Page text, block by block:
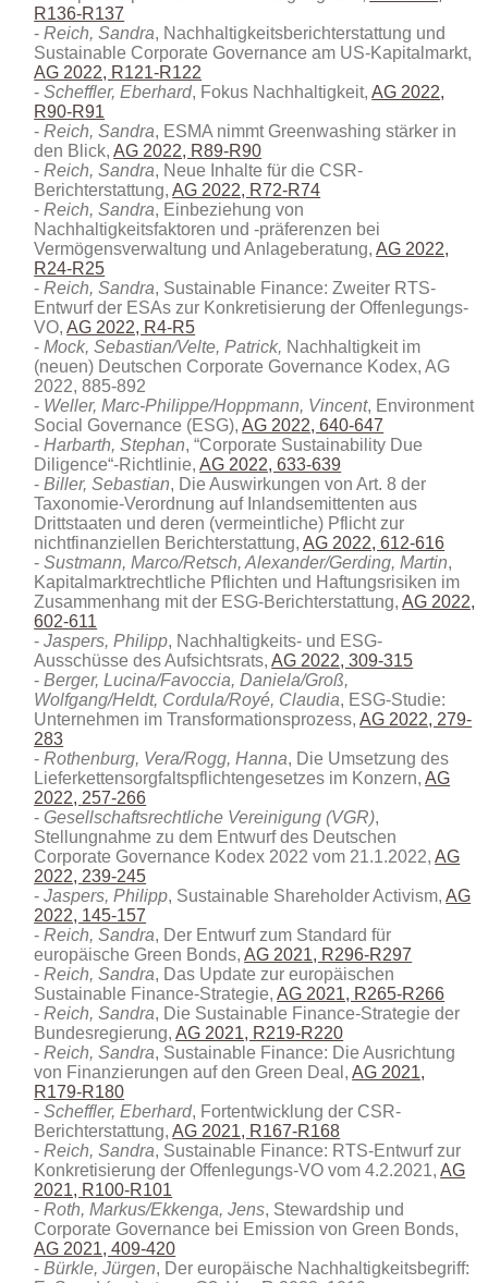
R136-R137
Reich, Sandra, Nachhaltigkeitsberichterstattung und
Sustainable Corporate Governance am US-Kapitalmarkt,
AG 2022, R121-R122
Scheffler, Eberhard, Fokus Nachhaltigkeit,AG 2022,
R90-R91
Reich, Sandra, ESMA nimmt Greenwashing stärker in
den Blick,AG 2022, R89-R90
Reich, Sandra, Neue Inhalte für die CSR-
Berichterstattung,AG 2022, R72-R74
Reich, Sandra, Einbeziehung von
Nachhaltigkeitsfaktoren und -präferenzen bei
Vermögensverwaltung und Anlageberatung,AG 2022,
R24-R25
Reich, Sandra, Sustainable Finance: Zweiter RTS-
Entwurf der ESAs zur Konkretisierung der Offenlegungs-
VO,AG 2022, R4-R5
Mock, Sebastian/Velte, Patrick, Nachhaltigkeit im
(neuen) Deutschen Corporate Governance Kodex, AG
2022, 885-892
Weller, Marc-Philippe/Hoppmann, Vincent, Environment
Social Governance (ESG),AG 2022, 640-647
Harbarth, Stephan, “Corporate Sustainability Due
Diligence“-Richtlinie,AG 2022, 633-639
Biller, Sebastian, Die Auswirkungen von Art. 8 der
Taxonomie-Verordnung auf Inlandsemittenten aus
Drittstaaten und deren (vermeintliche) Pflicht zur
nichtfinanziellen Berichterstattung,AG 2022, 612-616
Sustmann, Marco/Retsch, Alexander/Gerding, Martin,
Kapitalmarktrechtliche Pflichten und Haftungsrisiken im
Zusammenhang mit der ESG-Berichterstattung,AG 2022,
602-611
Jaspers, Philipp, Nachhaltigkeits- und ESG-
Ausschüsse des Aufsichtsrats,AG 2022, 309-315
Berger, Lucina/Favoccia, Daniela/Groß,
Wolfgang/Heldt, Cordula/Royé, Claudia, ESG-Studie:
Unternehmen im Transformationsprozess,AG 2022, 279-
283
Rothenburg, Vera/Rogg, Hanna, Die Umsetzung des
Lieferkettensorgfaltspflichtengesetzes im Konzern,AG
2022, 257-266
Gesellschaftsrechtliche Vereinigung (VGR),
Stellungnahme zu dem Entwurf des Deutschen
Corporate Governance Kodex 2022 vom 21.1.2022,AG
2022, 239-245
Jaspers, Philipp, Sustainable Shareholder Activism,AG
2022, 145-157
Reich, Sandra, Der Entwurf zum Standard für
europäische Green Bonds,AG 2021, R296-R297
Reich, Sandra, Das Update zur europäischen
Sustainable Finance-Strategie,AG 2021, R265-R266
Reich, Sandra, Die Sustainable Finance-Strategie der
Bundesregierung,AG 2021, R219-R220
Reich, Sandra, Sustainable Finance: Die Ausrichtung
von Finanzierungen auf den Green Deal,AG 2021,
R179-R180
Scheffler, Eberhard, Fortentwicklung der CSR-
Berichterstattung,AG 2021, R167-R168
Reich, Sandra, Sustainable Finance: RTS-Entwurf zur
Konkretisierung der Offenlegungs-VO vom 4.2.2021,AG
2021, R100-R101
Roth, Markus/Ekkenga, Jens, Stewardship und
Corporate Governance bei Emission von Green Bonds,
AG 2021, 409-420
Bürkle, Jürgen, Der europäische Nachhaltigkeitsbegriff: